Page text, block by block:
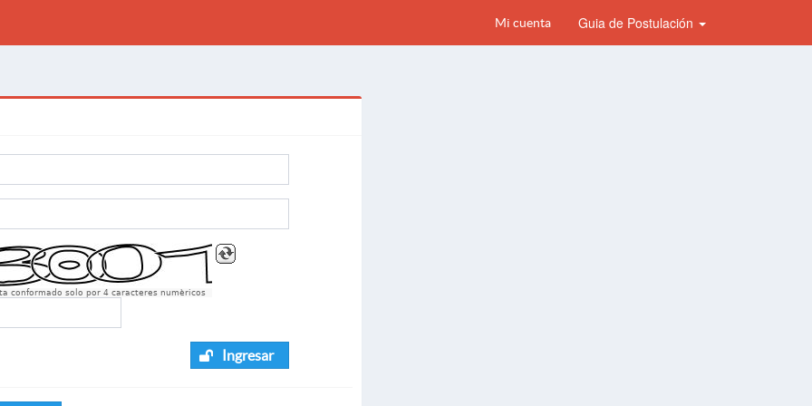
Mi cuenta Guia de Postulación
conformado solo por 4 caracteres numèricos
Ingresar